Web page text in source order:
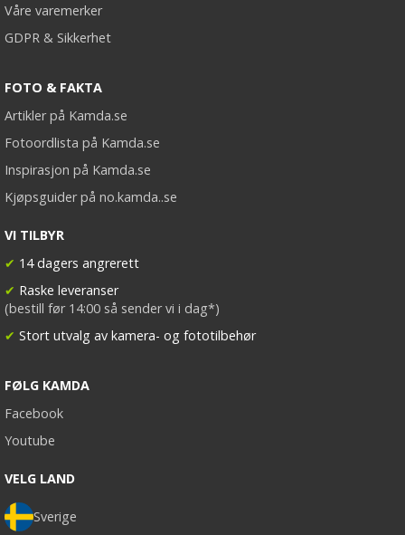
Våre varemerker
GDPR & Sikkerhet
FOTO & FAKTA
Artikler på Kamda.se
Fotoordlista på Kamda.se
Inspirasjon på Kamda.se
Kjøpsguider på no.kamda..se
VI TILBYR
✔ 14 dagers angrerett
✔ Raske leveranser
(bestill før 14:00 så sender vi i dag*)
✔ Stort utvalg av kamera- og fototilbehør
FØLG KAMDA
Facebook
Youtube
VELG LAND
Sverige